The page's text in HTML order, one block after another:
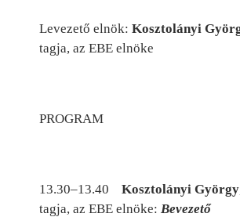
Levezető elnök: Kosztolányi
tagja, az EBE elnöke
PROGRAM
13.30–13.40 Kosztolányi György
tagja, az EBE elnöke: Bevezető